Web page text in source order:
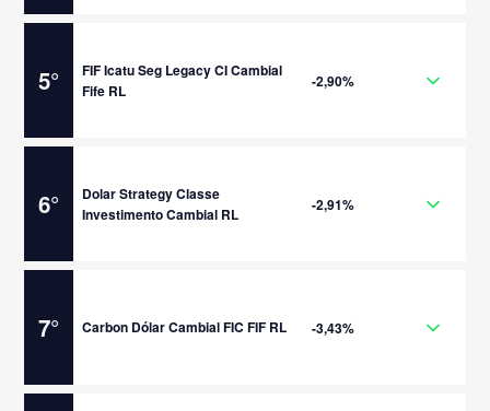
5°
FIF Icatu Seg Legacy CI Cambial
Fife RL
-2,90%
6°
Dolar Strategy Classe
Investimento Cambial RL
-2,91%
7° Carbon Dólar Cambial FIC FIF RL -3,43%